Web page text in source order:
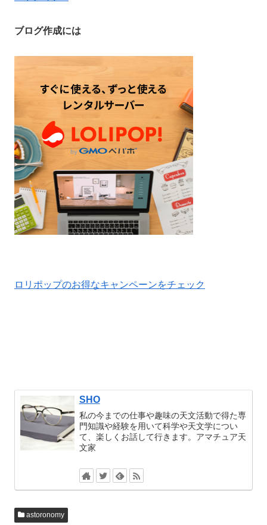
ブログ作成には
ロリポップのお得なキャンペーンをチェック
SHO
私の今までの仕事や趣味の天文活動で得た専
門知識や経験を用いて科学や天文学につい
て、楽しくお話して行きます。アマチュア天
文家
astoronomy